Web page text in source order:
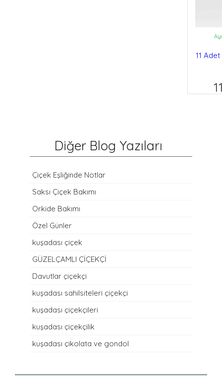
11 Adet
Diğer Blog Yazıları
Çiçek Eşliğinde Notlar
Saksı Çiçek Bakımı
Orkide Bakımı
Özel Günler
kuşadası çiçek
GÜZELÇAMLI ÇİÇEKÇİ
Davutlar çiçekçi
kuşadası sahilsiteleri çiçekçi
kuşadası çiçekçileri
kuşadası çiçekçilik
kuşadası çikolata ve gondol